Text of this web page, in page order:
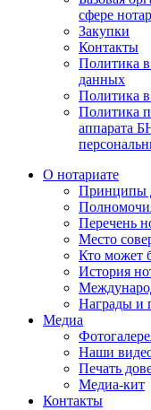
сфере
Закупки
Контакты
Политика
данных
Политика
Политика
аппарата
О нотариате
Принципы
Перечень
Место
Кто может
История
Награды и
Медиа
Наши
Печать
Медиа-кит
Контакты